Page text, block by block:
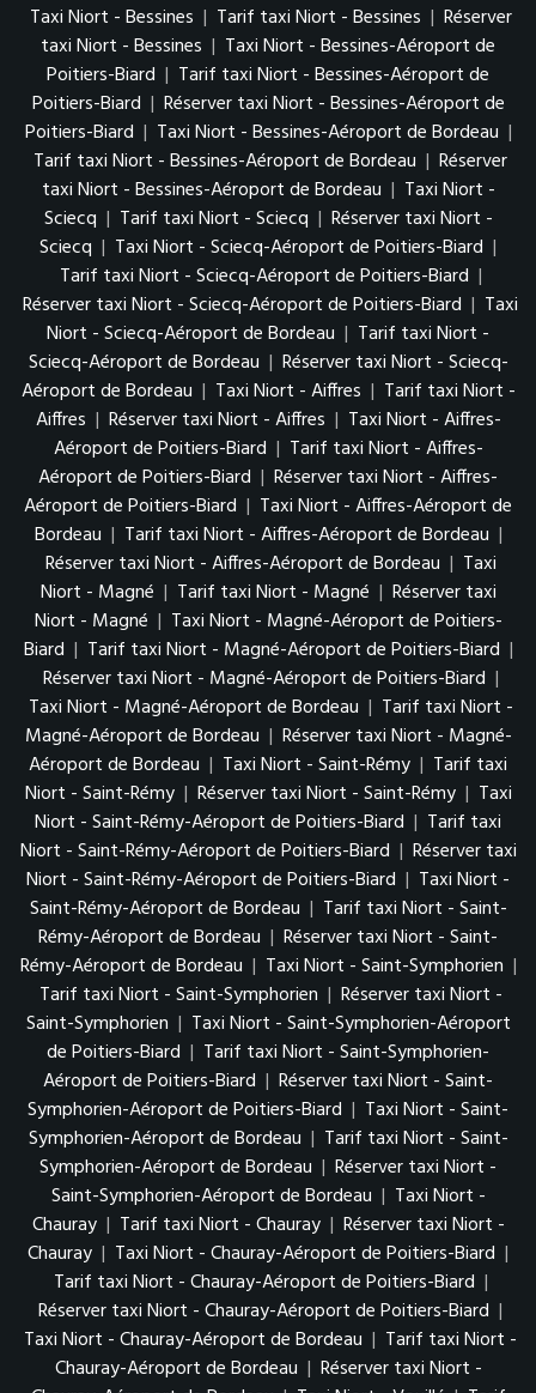
Taxi Niort - Bessines | Tarif taxi Niort - Bessines | Réserver
taxi Niort - Bessines | Taxi Niort - Bessines-Aéroport de
Poitiers-Biard | Tarif taxi Niort - Bessines-Aéroport de
Poitiers-Biard | Réserver taxi Niort - Bessines-Aéroport de
Poitiers-Biard | Taxi Niort - Bessines-Aéroport de Bordeau |
Tarif taxi Niort - Bessines-Aéroport de Bordeau | Réserver
taxi Niort - Bessines-Aéroport de Bordeau | Taxi Niort -
Sciecq | Tarif taxi Niort - Sciecq | Réserver taxi Niort -
Sciecq | Taxi Niort - Sciecq-Aéroport de Poitiers-Biard |
Tarif taxi Niort - Sciecq-Aéroport de Poitiers-Biard |
Réserver taxi Niort - Sciecq-Aéroport de Poitiers-Biard | Taxi
Niort - Sciecq-Aéroport de Bordeau | Tarif taxi Niort -
Sciecq-Aéroport de Bordeau | Réserver taxi Niort - Sciecq-
Aéroport de Bordeau | Taxi Niort - Aiffres | Tarif taxi Niort -
Aiffres | Réserver taxi Niort - Aiffres | Taxi Niort - Aiffres-
Aéroport de Poitiers-Biard | Tarif taxi Niort - Aiffres-
Aéroport de Poitiers-Biard | Réserver taxi Niort - Aiffres-
Aéroport de Poitiers-Biard | Taxi Niort - Aiffres-Aéroport de
Bordeau | Tarif taxi Niort - Aiffres-Aéroport de Bordeau |
Réserver taxi Niort - Aiffres-Aéroport de Bordeau | Taxi
Niort - Magné | Tarif taxi Niort - Magné | Réserver taxi
Niort - Magné | Taxi Niort - Magné-Aéroport de Poitiers-
Biard | Tarif taxi Niort - Magné-Aéroport de Poitiers-Biard |
Réserver taxi Niort - Magné-Aéroport de Poitiers-Biard |
Taxi Niort - Magné-Aéroport de Bordeau | Tarif taxi Niort -
Magné-Aéroport de Bordeau | Réserver taxi Niort - Magné-
Aéroport de Bordeau | Taxi Niort - Saint-Rémy | Tarif taxi
Niort - Saint-Rémy | Réserver taxi Niort - Saint-Rémy | Taxi
Niort - Saint-Rémy-Aéroport de Poitiers-Biard | Tarif taxi
Niort - Saint-Rémy-Aéroport de Poitiers-Biard | Réserver taxi
Niort - Saint-Rémy-Aéroport de Poitiers-Biard | Taxi Niort -
Saint-Rémy-Aéroport de Bordeau | Tarif taxi Niort - Saint-
Rémy-Aéroport de Bordeau | Réserver taxi Niort - Saint-
Rémy-Aéroport de Bordeau | Taxi Niort - Saint-Symphorien |
Tarif taxi Niort - Saint-Symphorien | Réserver taxi Niort -
Saint-Symphorien | Taxi Niort - Saint-Symphorien-Aéroport
de Poitiers-Biard | Tarif taxi Niort - Saint-Symphorien-
Aéroport de Poitiers-Biard | Réserver taxi Niort - Saint-
Symphorien-Aéroport de Poitiers-Biard | Taxi Niort - Saint-
Symphorien-Aéroport de Bordeau | Tarif taxi Niort - Saint-
Symphorien-Aéroport de Bordeau | Réserver taxi Niort -
Saint-Symphorien-Aéroport de Bordeau | Taxi Niort -
Chauray | Tarif taxi Niort - Chauray | Réserver taxi Niort -
Chauray | Taxi Niort - Chauray-Aéroport de Poitiers-Biard |
Tarif taxi Niort - Chauray-Aéroport de Poitiers-Biard |
Réserver taxi Niort - Chauray-Aéroport de Poitiers-Biard |
Taxi Niort - Chauray-Aéroport de Bordeau | Tarif taxi Niort -
Chauray-Aéroport de Bordeau | Réserver taxi Niort -